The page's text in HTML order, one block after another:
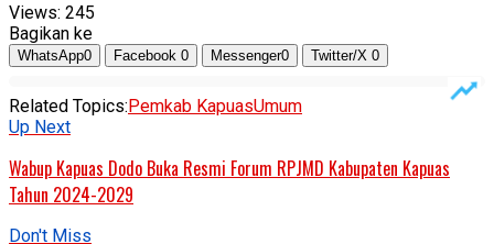
Views: 245
Bagikan ke
WhatsApp0 Facebook 0 Messenger0 Twitter/X 0
Related Topics:Pemkab KapuasUmum
Up Next
Wabup Kapuas Dodo Buka Resmi Forum RPJMD Kabupaten Kapuas
Tahun 2024-2029
Don't Miss